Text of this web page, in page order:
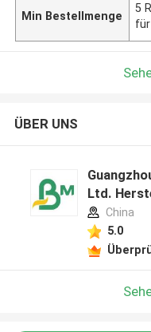
Min Bestellmenge
5
ÜBER UNS
Ltd.
China
5.0